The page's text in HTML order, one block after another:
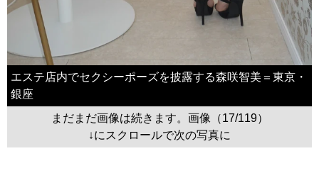
エステ店内でセクシーポーズを披露する森咲智美＝東京・
銀座
まだまだ画像は続きます。画像（17/119）
↓にスクロールで次の写真に